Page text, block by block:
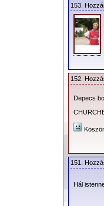
153.
152.
Depecs
151.
Hál